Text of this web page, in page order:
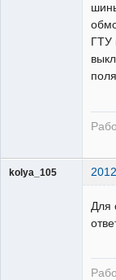
ГТУ
kolya_105
Для